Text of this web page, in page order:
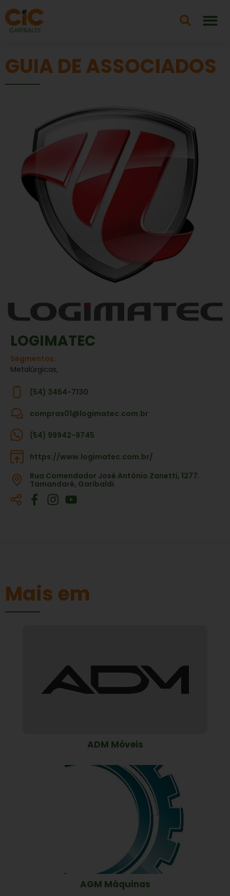
GUIA DE ASSOCIADOS
LOGIMATEC
Segmentos:
Metalúrgicas,
(54) 3464-7130
compras01@logimatec.com.br
(54) 99942-9745
https://www.logimatec.com.br/
Rua Comendador José Antônio Zanetti, 1277.
Tamandaré, Garibaldi.
Mais em
ADM Móveis
AGM Máquinas